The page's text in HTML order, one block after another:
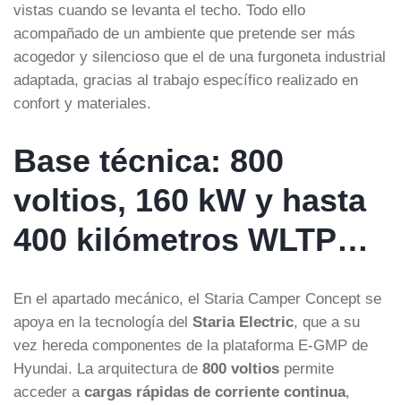
vistas cuando se levanta el techo. Todo ello
acompañado de un ambiente que pretende ser más
acogedor y silencioso que el de una furgoneta industrial
adaptada, gracias al trabajo específico realizado en
confort y materiales.
Base técnica: 800
voltios, 160 kW y hasta
400 kilómetros WLTP…
En el apartado mecánico, el Staria Camper Concept se
apoya en la tecnología del Staria Electric, que a su
vez hereda componentes de la plataforma E-GMP de
Hyundai. La arquitectura de 800 voltios permite
acceder a cargas rápidas de corriente continua,